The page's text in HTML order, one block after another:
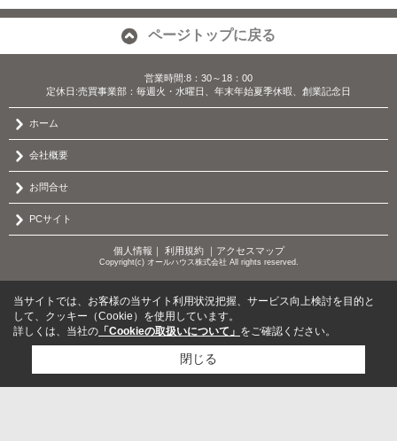
ページトップに戻る
営業時間:8：30～18：00
定休日:売買事業部：毎週火・水曜日、年末年始夏季休暇、創業記念日
ホーム
会社概要
お問合せ
PCサイト
個人情報 ｜ 利用規約｜ アクセスマップ
Copyright(c) オールハウス株式会社 All rights reserved.
当サイトでは、お客様の当サイト利用状況把握、サービス向上検討を目的と
して、クッキー（Cookie）を使用しています。
詳しくは、当社の 「Cookieの取扱いについて」 をご確認ください。
閉じる